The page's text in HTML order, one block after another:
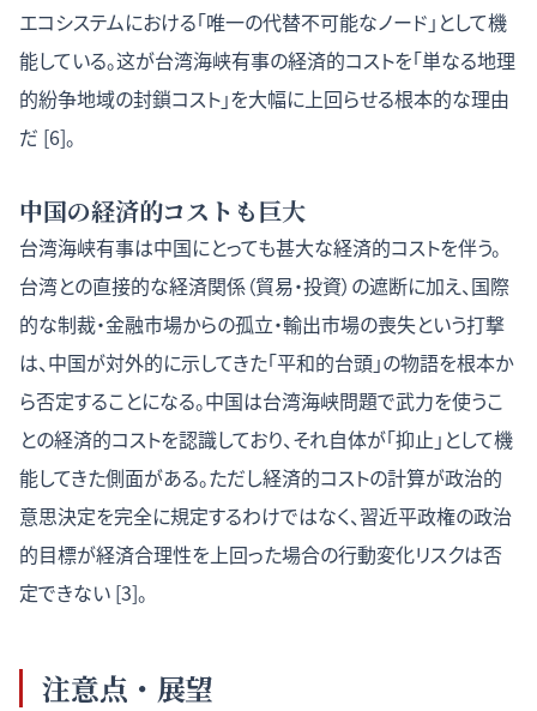
エコシステムにおける「唯一の代替不可能なノード」として機
能している。这が台湾海峡有事の経済的コストを「単なる地理
的紛争地域の封鎖コスト」を大幅に上回らせる根本的な理由
だ [6]。
中国の経済的コストも巨大
台湾海峡有事は中国にとっても甚大な経済的コストを伴う。
台湾との直接的な経済関係（貿易・投資）の遮断に加え、国際
的な制裁・金融市場からの孤立・輸出市場の喪失という打撃
は、中国が対外的に示してきた「平和的台頭」の物語を根本か
ら否定することになる。中国は台湾海峡問題で武力を使うこ
との経済的コストを認識しており、それ自体が「抑止」として機
能してきた側面がある。ただし経済的コストの計算が政治的
意思決定を完全に規定するわけではなく、習近平政権の政治
的目標が経済合理性を上回った場合の行動変化リスクは否
定できない [3]。
注意点・展望